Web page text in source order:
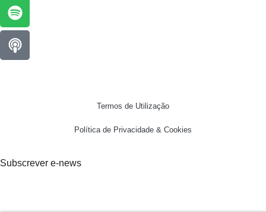
Termos de Utilização
Política de Privacidade & Cookies
Subscrever e-news